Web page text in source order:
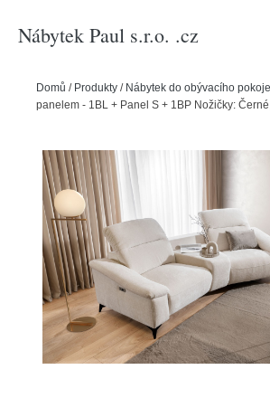
Nábytek Paul s.r.o. .cz
Domů / Produkty / Nábytek do obývacího pokoje
panelem - 1BL + Panel S + 1BP Nožičky: